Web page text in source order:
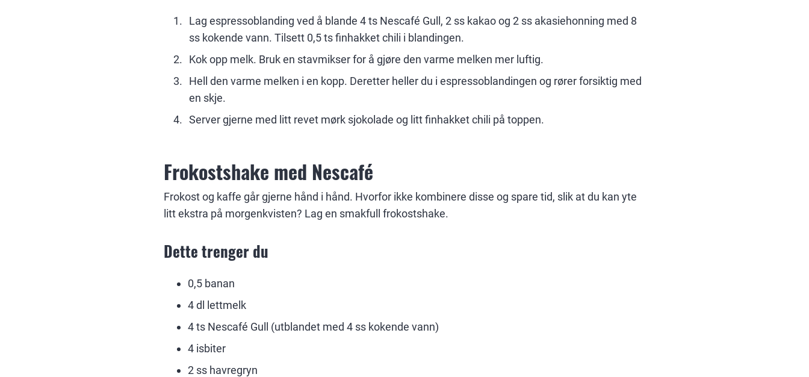
Lag espressoblanding ved å blande 4 ts Nescafé Gull, 2 ss kakao og 2 ss akasiehonning med 8
ss kokende vann. Tilsett 0,5 ts finhakket chili i blandingen.
Kok opp melk. Bruk en stavmikser for å gjøre den varme melken mer luftig.
Hell den varme melken i en kopp. Deretter heller du i espressoblandingen og rører forsiktig med
en skje.
Server gjerne med litt revet mørk sjokolade og litt finhakket chili på toppen.
Frokostshake med Nescafé
Frokost og kaffe går gjerne hånd i hånd. Hvorfor ikke kombinere disse og spare tid, slik at du kan yte
litt ekstra på morgenkvisten? Lag en smakfull frokostshake.
Dette trenger du
0,5 banan
4 dl lettmelk
4 ts Nescafé Gull (utblandet med 4 ss kokende vann)
4 isbiter
2 ss havregryn